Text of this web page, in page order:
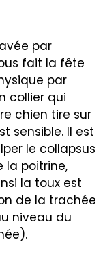
par
fait la fête
par
collier qui
chien tire sur
sensible. Il est
le collapsus
la poitrine,
la toux est
de la trachée
niveau du